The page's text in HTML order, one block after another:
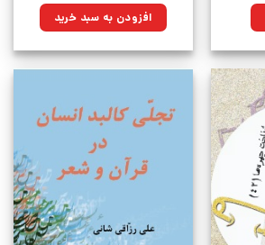
۴۰۰,۰۰۰تومان
بود.
۲۸۶,۰۰۰تومان.افزودن به سبد خرید